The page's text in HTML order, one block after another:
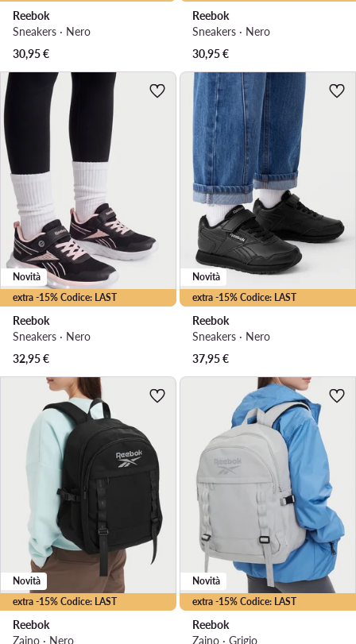
Reebok
Sneakers · Nero
30,95€
Reebok
Sneakers · Nero
30,95€
extra -15% Codice: LAST
Novità
Reebok
Sneakers · Nero
32,95€
extra -15% Codice: LAST
Novità
Reebok
Sneakers · Nero
37,95€
extra -15% Codice: LAST
Novità
Reebok
Zaino · Nero
extra -15% Codice: LAST
Novità
Reebok
Zaino · Grigio